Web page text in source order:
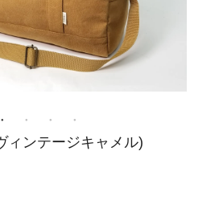
ィンテージキャメル)